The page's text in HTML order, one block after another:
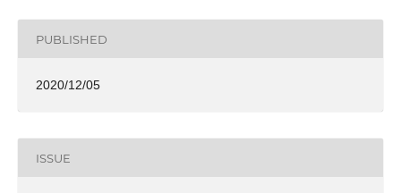
PUBLISHED
2020/12/05
ISSUE